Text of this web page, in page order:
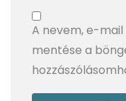
A nevem, e-
mentése a